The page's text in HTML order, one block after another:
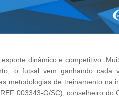
dinâmico e competitivo.
o futsal vem ganhando cada
metodologias de treinamento na
003343-G/SC), conselheiro do